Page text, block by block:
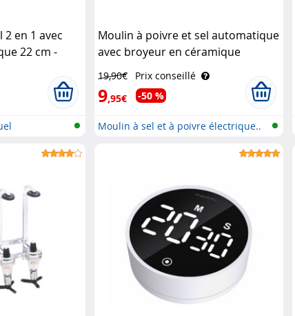
en 1 avec
22 cm -
Moulin à poivre et sel automatique
avec broyeur en céramique
Rosenstein & Söhne
19,90€ Prix conseillé
9,95€ -50 %
Moulin à sel et à poivre électrique..